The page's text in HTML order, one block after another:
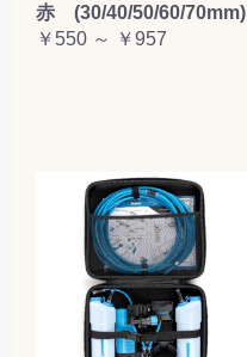
赤 (30/40/50/60/70mm)
￥550 ～ ￥957